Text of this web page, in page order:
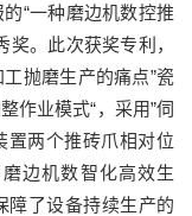
“一种磨边机数控推
。此次获奖专利，
抛磨生产的痛点”瓷
作业模式“，采用”伺
置两个推砖爪相对位
边机数智化高效生
障了设备持续生产的